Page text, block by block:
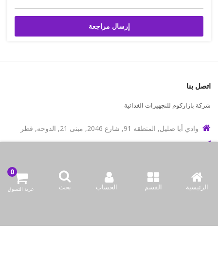
الرئيسية القسم الحساب بحث عربة التسوق
إرسال مراجعة
اتصل بنا
شركة بازاركوم للتجهيزات الغدائية
وادي أبا صليل, المنطقه 91, شارع 2046, مبنى 21, الدوحه, قطر
info@bazaar.com.qa
سياسة المتجر